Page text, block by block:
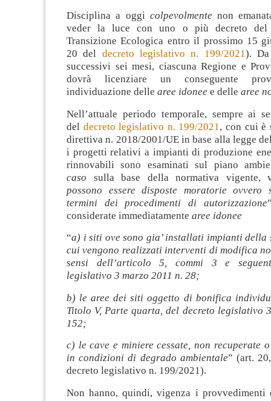
Disciplina a oggi colpevolmente non
veder la luce con uno o più decreto del
Transizione Ecologica entro il prossimo 15
20 del decreto legislativo n. 199/2021).
successivi sei mesi, ciascuna Regione e
dovrà licenziare un conseguente
individuazione delle aree idonee e delle aree
Nell’attuale periodo temporale, sempre ai
del decreto legislativo n. 199/2021 , con cui è
direttiva n. 2018/2001/UE in base alla legge
i progetti relativi a impianti di produzione
rinnovabili sono esaminati sul piano
caso sulla base della normativa vigente,
possono essere disposte moratorie ovvero
termini dei procedimenti di autorizzazione
considerate immediatamente aree idonee
“a) i siti ove sono gia’ installati impianti della
cui vengono realizzati interventi di modifica
sensi dell’articolo 5, commi 3 e
legislativo 3 marzo 2011 n. 28;
b) le aree dei siti oggetto di bonifica
Titolo V, Parte quarta, del decreto legislativo
152;
c) le cave e miniere cessate, non recuperate
in condizioni di degrado ambientale” (art.
decreto legislativo n. 199/2021).
Non hanno, quindi, vigenza i provvedimenti